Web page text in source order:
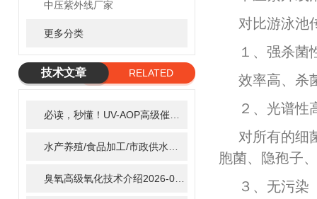
中压紫外线厂家
更多分类
技术文章
RELATED
臭氧高级氧化技术介绍2026-02-27
对比游泳池
１、强杀菌
效率高、杀
２、光谱性
对所有的细
胞菌、隐孢子
３、无污染